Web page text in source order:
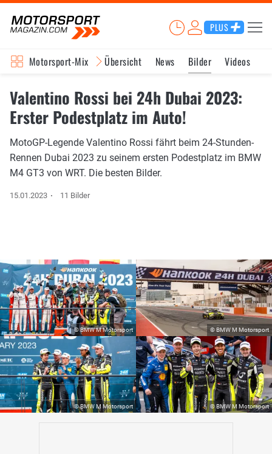
PLUS
Motorsport-Mix Übersicht News Bilder Videos
Valentino Rossi bei 24h Dubai 2023:
Erster Podestplatz im Auto!
MotoGP-Legende Valentino Rossi fährt beim 24-Stunden-
Rennen Dubai 2023 zu seinem ersten Podestplatz im BMW
M4 GT3 von WRT. Die besten Bilder.
15.01.2023 11 Bilder